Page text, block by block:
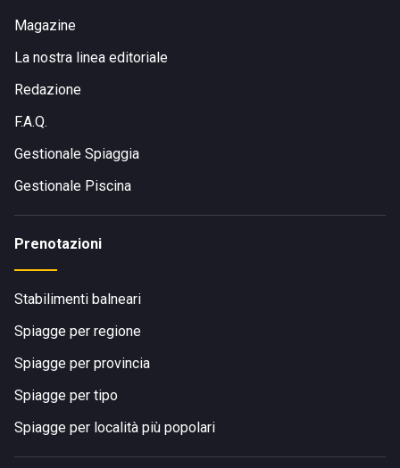
metro svoltare verso Lacona.
Magazine
La nostra linea editoriale
Redazione
F.A.Q.
Gestionale Spiaggia
Gestionale Piscina
Prenotazioni
Stabilimenti balneari
Spiagge per regione
Spiagge per provincia
Spiagge per tipo
Spiagge per località più popolari